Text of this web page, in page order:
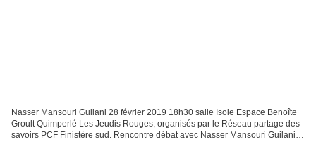
Nasser Mansouri Guilani 28 février 2019 18h30 salle Isole Espace Benoîte
Groult Quimperlé Les Jeudis Rouges, organisés par le Réseau partage des
savoirs PCF Finistère sud. Rencontre débat avec Nasser Mansouri Guilani.